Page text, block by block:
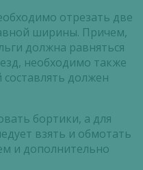
отрезать две
ширины. Причем,
должна равняться
необходимо также
должен
бортики, а для
взять и обмотать
и дополнительно